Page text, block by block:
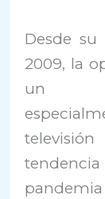
Desde
2009, la
un